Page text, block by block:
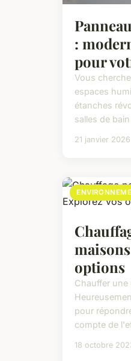
:
pour
Vous
espaces
étanches
salles de
21 janvier 2026
options
Chauffer
pour
compte de
18 octobre